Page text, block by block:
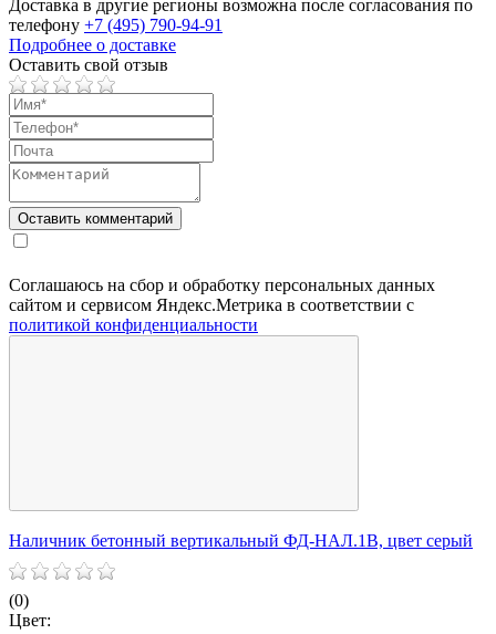
Доставка в другие регионы возможна после согласования по
телефону +7 (495) 790-94-91
Подробнее о доставке
Оставить свой отзыв
Соглашаюсь на сбор и обработку персональных данных
сайтом и сервисом Яндекс.Метрика в соответствии с
политикой конфиденциальности
Наличник бетонный вертикальный ФД-НАЛ.1В, цвет серый
(0)
Цвет: